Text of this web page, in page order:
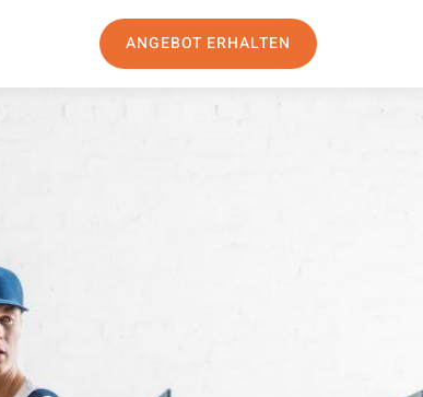
ANGEBOT ERHALTEN